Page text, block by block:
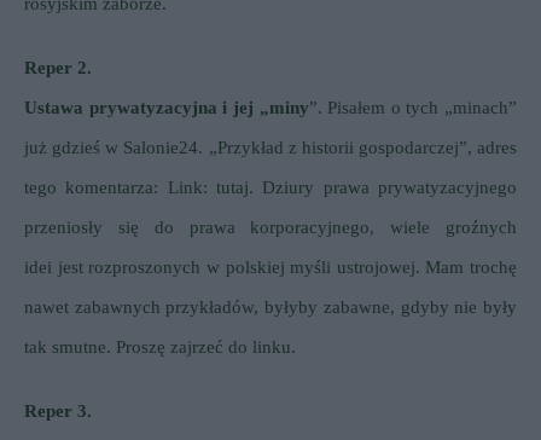
Reper 2.
Ustawa prywatyzacyjna i jej „miny”. Pisałem o tych „minach”
już gdzieś w Salonie24. „Przykład z historii gospodarczej”, adres
tego komentarza: Link: tutaj. Dziury prawa prywatyzacyjnego
przeniosły się do prawa korporacyjnego, wiele groźnych
idei jest rozproszonych w polskiej myśli ustrojowej. Mam trochę
nawet zabawnych przykładów, byłyby zabawne, gdyby nie były
tak smutne. Proszę zajrzeć do linku.
Reper 3.